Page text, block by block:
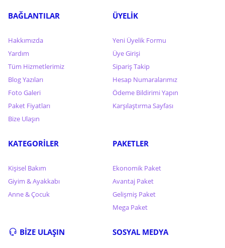
BAĞLANTILAR
Hakkımızda
Yardım
Tüm Hizmetlerimiz
Blog Yazıları
Foto Galeri
Paket Fiyatları
Bize Ulaşın
ÜYELİK
Yeni Üyelik Formu
Üye Girişi
Sipariş Takip
Hesap Numaralarımız
Ödeme Bildirimi Yapın
Karşılaştırma Sayfası
KATEGORİLER
Kişisel Bakım
Giyim & Ayakkabı
Anne & Çocuk
PAKETLER
Ekonomik Paket
Avantaj Paket
Gelişmiş Paket
Mega Paket
BİZE ULAŞIN SOSYAL MEDYA